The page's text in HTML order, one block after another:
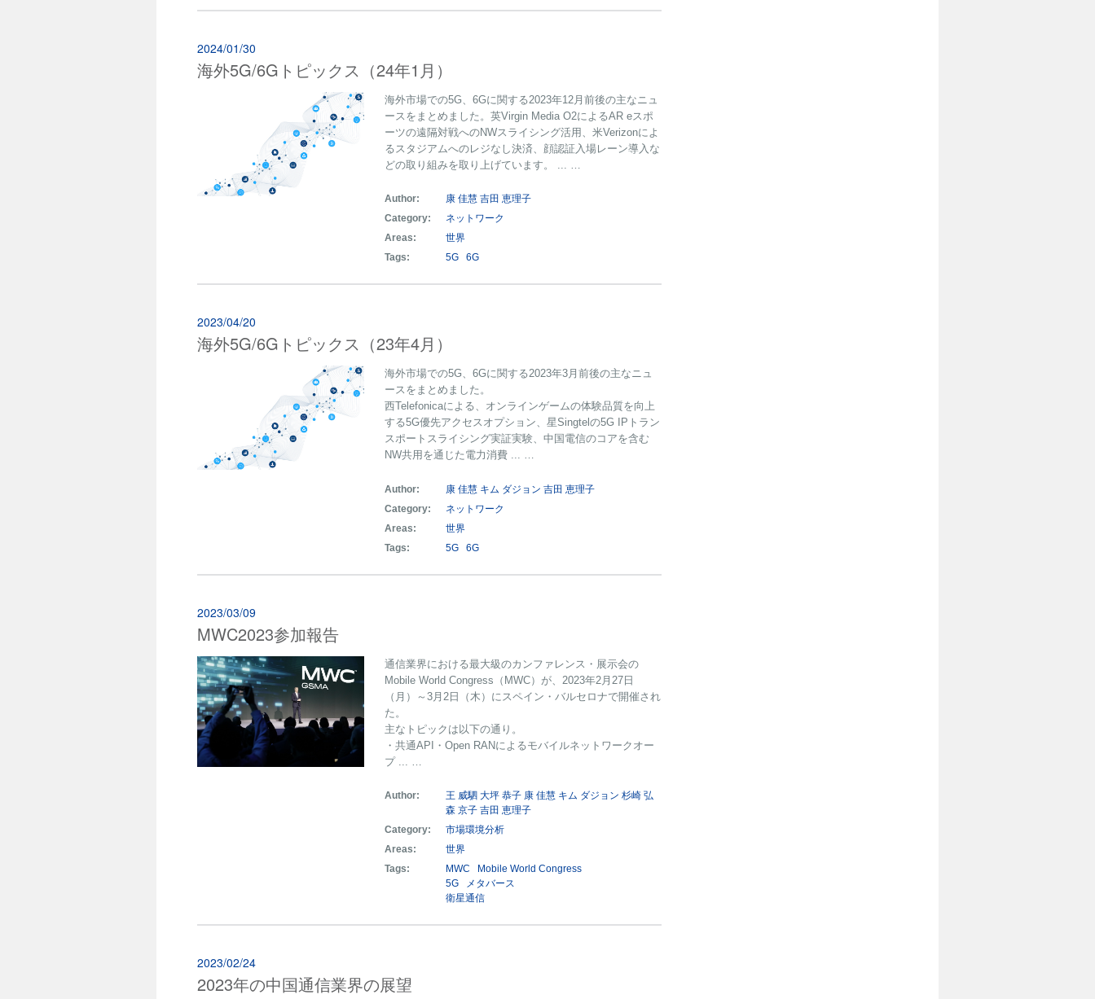
2024/01/30
海外5G/6Gトピックス（24年1月）
海外市場での5G、6Gに関する2023年12月前後の主なニュ
ースをまとめました。英Virgin Media O2によるAR eスポ
ーツの遠隔対戦へのNWスライシング活用、米Verizonによ
るスタジアムへのレジなし決済、顔認証入場レーン導入な
どの取り組みを取り上げています。 ... …
Author: 康 佳慧 吉田 恵理子
Category:
ネットワーク
Areas:
世界
Tags:
5G 6G
2023/04/20
海外5G/6Gトピックス（23年4月）
海外市場での5G、6Gに関する2023年3月前後の主なニュ
ースをまとめました。
西Telefonicaによる、オンラインゲームの体験品質を向上
する5G優先アクセスオプション、星Singtelの5G IPトラン
スポートスライシング実証実験、中国電信のコアを含む
NW共用を通じた電力消費 ... …
Author: 康 佳慧 キム ダジョン 吉田 恵理子
Category:
ネットワーク
Areas:
世界
Tags:
5G 6G
2023/03/09
MWC2023参加報告
通信業界における最大級のカンファレンス・展示会の
Mobile World Congress（MWC）が、2023年2月27日
（月）～3月2日（木）にスペイン・バルセロナで開催され
た。
主なトピックは以下の通り。
・共通API・Open RANによるモバイルネットワークオー
プ ... …
Author: 王 威駟 大坪 恭子 康 佳慧 キム ダジョン 杉崎 弘
森 京子 吉田 恵理子
Category:
市場環境分析
Areas:
世界
Tags:
MWC
Mobile World Congress
5G
メタバース
衛星通信
2023/02/24
2023年の中国通信業界の展望